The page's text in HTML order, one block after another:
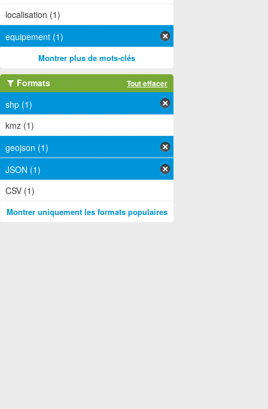
localisation (1)
equipement (1)
Montrer plus de mots-clés
Formats Tout effacer
shp (1)
kmz (1)
geojson (1)
JSON (1)
CSV (1)
Montrer uniquement les formats populaires